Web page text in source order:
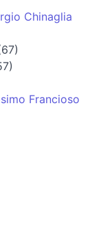
Chinaglia
Francioso